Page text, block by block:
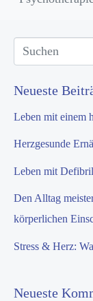
Neueste
Leben mit einem
Herzgesunde
Leben mit
Den Alltag
körperlichen
Stress & Herz:
Neueste